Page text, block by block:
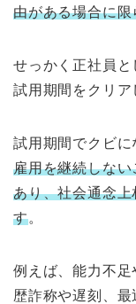
由がある場合に
せっかく正社員
試用期間をクリア
試用期間でクビに
雇用を継続しな
あり、社会通念
す。
例えば、能力不
歴詐称や遅刻、